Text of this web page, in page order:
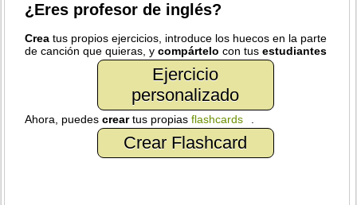
¿Eres profesor de inglés?
Crea tus propios ejercicios, introduce los huecos en la parte
de canción que quieras, ycompártelo con tusestudiantes
Ejercicio
personalizado
Ahora, puedescreartus propiasflashcards
Crear Flashcard